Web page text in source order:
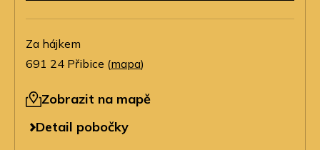
Za hájkem
691 24 Přibice (mapa)
Zobrazit na mapě
Detail pobočky